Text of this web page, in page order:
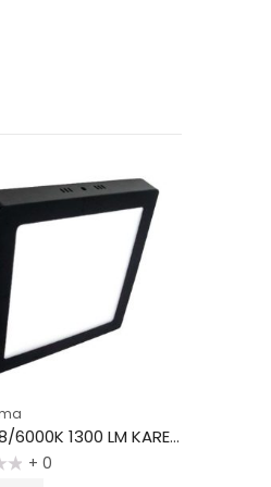
ARINA 18/6000K 1300 LM KARE SİYAH PANEL
+ 0